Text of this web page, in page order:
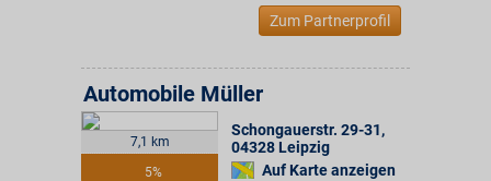
Zum Partnerprofil
7,1 km
5%
Automobile Müller
Schongauerstr. 29-31,
04328 Leipzig
Auf Karte anzeigen